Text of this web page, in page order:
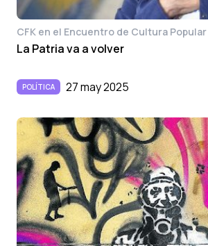
CFK en el Encuentro de Cultura Popular
La Patria va a volver
POLÍTICA 27 may 2025